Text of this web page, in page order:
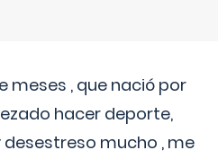
meses , que nació por
hacer deporte,
mucho , me